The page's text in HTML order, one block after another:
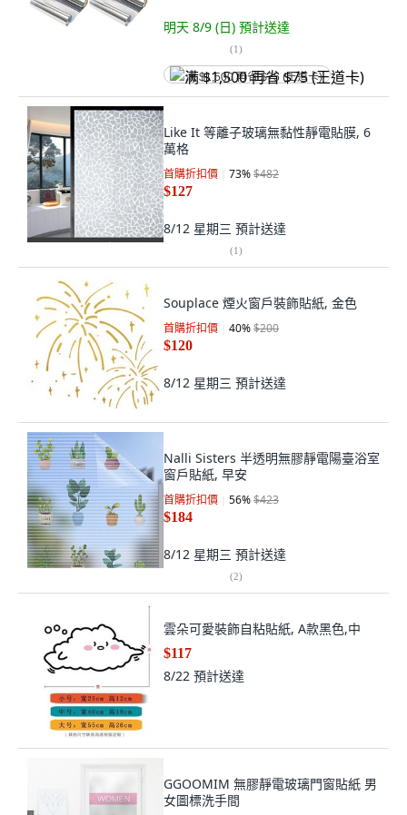
明天 8/9 (日) 預計送達
(1)
满 $1,500 再省 $75 (王道卡)
Like It 等離子玻璃無黏性靜電貼膜, 6
萬格
首購折扣價 73%$482
$127
8/12 星期三 預計送達
(1)
Souplace 煙火窗戶裝飾貼紙, 金色
首購折扣價 40%$200
$120
8/12 星期三 預計送達
Nalli Sisters 半透明無膠靜電陽臺浴室
窗戶貼紙, 早安
首購折扣價 56%$423
$184
8/12 星期三 預計送達
(2)
雲朵可愛裝飾自粘貼紙, A款黑色,中
$117
8/22 預計送達
GGOOMIM 無膠靜電玻璃門窗貼紙 男
女圖標洗手間